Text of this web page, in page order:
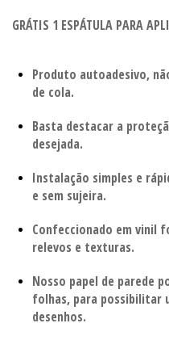
GRÁTIS 1 ESPÁTULA PARA
Produto autoadesivo,
de cola.
Basta destacar a
desejada.
Instalação simples e
e sem sujeira.
Confeccionado em vinil
relevos e texturas.
Nosso papel de parede
folhas, para possibilitar
desenhos.